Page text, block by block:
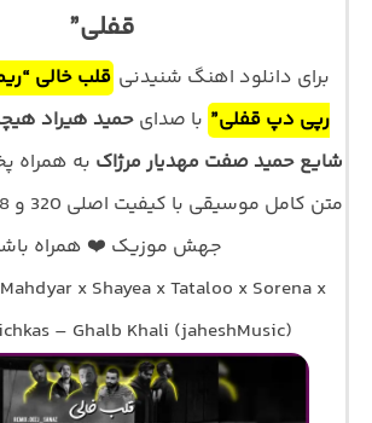
قفلی”
برای دانلود اهنگ شنیدنی قلب خالی
رپی دپ قفلی” با صدایحمید هیراد
شایع حمید صفت مهدیار مرژاک به همراه
جهش موزیک ❤️ همراه
x Shayea x Tataloo x Sorena x
– Ghalb Khali (jaheshMusic)